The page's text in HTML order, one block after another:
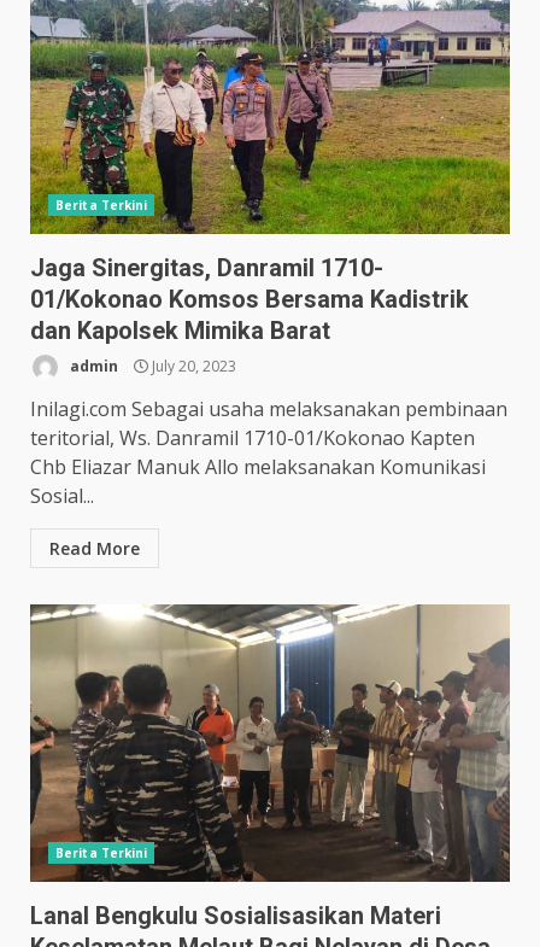
Berita Terkini
Jaga Sinergitas, Danramil 1710-
01/Kokonao Komsos Bersama Kadistrik
dan Kapolsek Mimika Barat
admin July 20, 2023
Inilagi.com Sebagai usaha melaksanakan pembinaan
teritorial, Ws. Danramil 1710-01/Kokonao Kapten
Chb Eliazar Manuk Allo melaksanakan Komunikasi
Sosial...
Read More
Berita Terkini
Lanal Bengkulu Sosialisasikan Materi